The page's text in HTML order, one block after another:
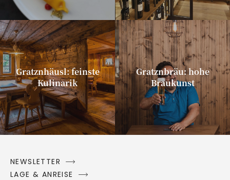
Gratznhäusl: feinste
Kulinarik
Gratznbräu: hohe
Braukunst
NEWSLETTER
LAGE & ANREISE